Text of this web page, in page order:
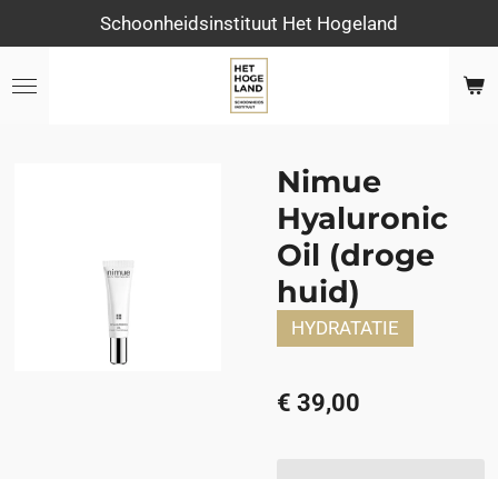
direct
naar
Schoonheidsinstituut Het Hogeland
Nimue
Hyaluronic
Oil (droge
huid)
HYDRATATIE
€ 39,00